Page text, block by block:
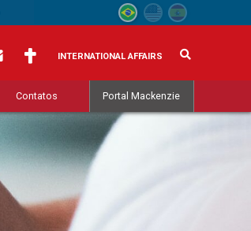
INTERNATIONAL AFFAIRS
Contatos Portal Mackenzie